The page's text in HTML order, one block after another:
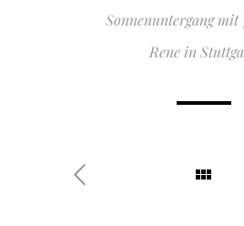
Sonnenuntergang
Rene in